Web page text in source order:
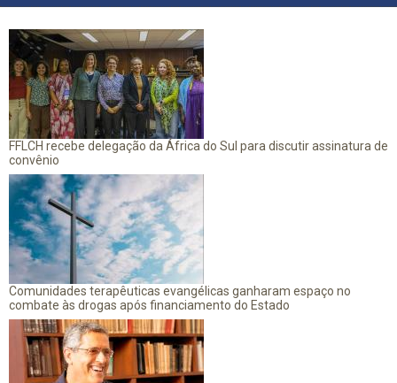
FFLCH recebe delegação da África do Sul para discutir assinatura de
convênio
Comunidades terapêuticas evangélicas ganharam espaço no
combate às drogas após financiamento do Estado